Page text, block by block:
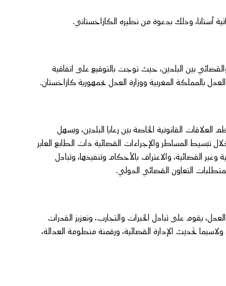
أستانا، وذلك بدعوة من نظيره الكازاخستاني.
بين البلدين، حيث توجت بالتوقيع على اتفاقية
بالمملكة المغربية ووزارة العدل بجمهورية كازاخستان.
القانونية الخاصة بين رعايا البلدين، ويسهل
تبسيط المساطر والإجراءات القضائية ذات الطابع العابر
وغير القضائية، والاعتراف بالأحكام وتنفيذها، وتبادل
التعاون القضائي الدولي.
يقوم على تبادل الخبرات والتجارب، وتعزيز القدرات
تحديث الإدارة القضائية، ورقمنة منظومة العدالة،